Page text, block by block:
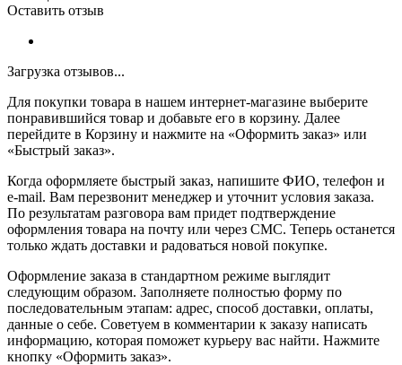
Оставить отзыв
Загрузка отзывов...
Для покупки товара в нашем интернет-магазине выберите
понравившийся товар и добавьте его в корзину. Далее
перейдите в Корзину и нажмите на «Оформить заказ» или
«Быстрый заказ».
Когда оформляете быстрый заказ, напишите ФИО, телефон и
e-mail. Вам перезвонит менеджер и уточнит условия заказа.
По результатам разговора вам придет подтверждение
оформления товара на почту или через СМС. Теперь останется
только ждать доставки и радоваться новой покупке.
Оформление заказа в стандартном режиме выглядит
следующим образом. Заполняете полностью форму по
последовательным этапам: адрес, способ доставки, оплаты,
данные о себе. Советуем в комментарии к заказу написать
информацию, которая поможет курьеру вас найти. Нажмите
кнопку «Оформить заказ».